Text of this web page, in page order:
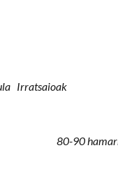
Irratsaioak
80-90